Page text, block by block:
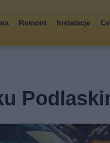
Remont Instalacje